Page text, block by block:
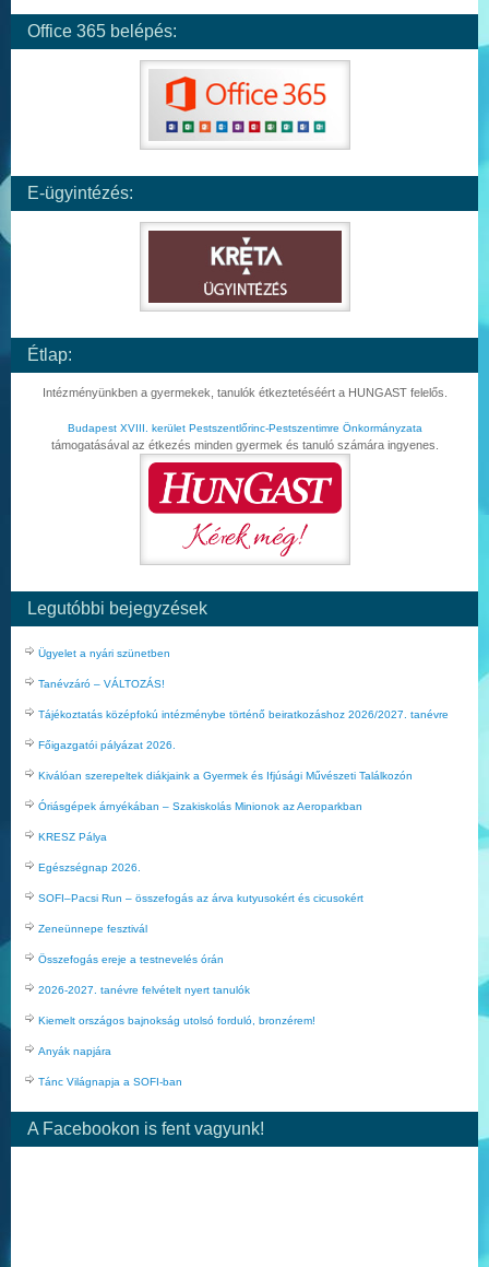
Office 365 belépés:
E-ügyintézés:
Étlap:
Intézményünkben a gyermekek, tanulók étkeztetéséért a HUNGAST felelős.
Budapest XVIII. kerület Pestszentlőrinc-Pestszentimre Önkormányzata
támogatásával az étkezés minden gyermek és tanuló számára ingyenes.
Legutóbbi bejegyzések
Ügyelet a nyári szünetben
Tanévzáró – VÁLTOZÁS!
Tájékoztatás középfokú intézménybe történő beiratkozáshoz 2026/2027. tanévre
Főigazgatói pályázat 2026.
Kiválóan szerepeltek diákjaink a Gyermek és Ifjúsági Művészeti Találkozón
Óriásgépek árnyékában – Szakiskolás Minionok az Aeroparkban
KRESZ Pálya
Egészségnap 2026.
SOFI–Pacsi Run – összefogás az árva kutyusokért és cicusokért
Zeneünnepe fesztivál
Összefogás ereje a testnevelés órán
2026-2027. tanévre felvételt nyert tanulók
Kiemelt országos bajnokság utolsó forduló, bronzérem!
Anyák napjára
Tánc Világnapja a SOFI-ban
A Facebookon is fent vagyunk!